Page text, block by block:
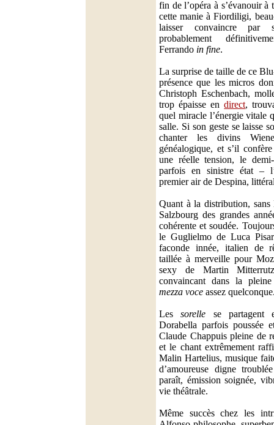
fin de l’opéra à s’évanouir à
cette manie à Fiordiligi,
laisser convaincre par
probablement
Ferrando in fine.
La surprise de taille de ce
présence que les micros
Christoph Eschenbach,
trop épaisse endirect,
quel miracle l’énergie vitale
salle. Si son geste se laisse
chanter les divins
généalogique, et s’il
une réelle tension, le
parfois en sinistre état –
premier air de Despina,
Quant à la distribution,
Salzbourg des grandes
cohérente et soudée.
le Guglielmo de Luca
faconde innée, italien de
taillée à merveille pour
sexy de Martin
convaincant dans la
mezza voce assez
Lessorelle se partagent
Dorabella parfois poussée
Claude Chappuis pleine de
et le chant extrêmement
Malin Hartelius, musique
d’amoureuse digne
paraît, émission soignée,
vie théâtrale.
Même succès chez les